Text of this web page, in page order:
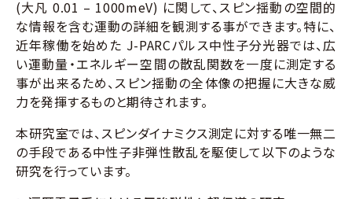
(大凡 0.01 – 1000meV) に関して、スピン揺動の空間的
な情報を含む運動の詳細を観測する事ができます。特に、
近年稼働を始めた J-PARCパルス中性子分光器では、広
い運動量・エネルギー空間の散乱関数を一度に測定する
事が出来るため、スピン揺動の全体像の把握に大きな威
力を発揮するものと期待されます。
本研究室では、スピンダイナミクス測定に対する唯一無二
の手段である中性子非弾性散乱を駆使して以下のような
研究を行っています。